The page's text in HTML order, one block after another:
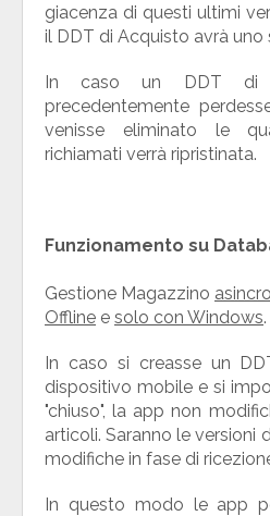
giacenza di questi ultimi
il DDT di Acquisto avrà uno
In caso un DDT di
precedentemente
venisse eliminato le
richiamati verrà ripristinata.
Funzionamento su
Gestione Magazzino
Offline e solo con Windows.
In caso si creasse un
dispositivo mobile e si
"chiuso", la app non
articoli. Saranno le versioni
modifiche in fase di
In questo modo le app